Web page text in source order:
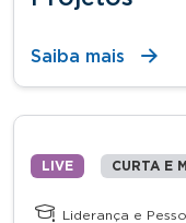
Saiba mais
LIVE CURTA E
Liderança e